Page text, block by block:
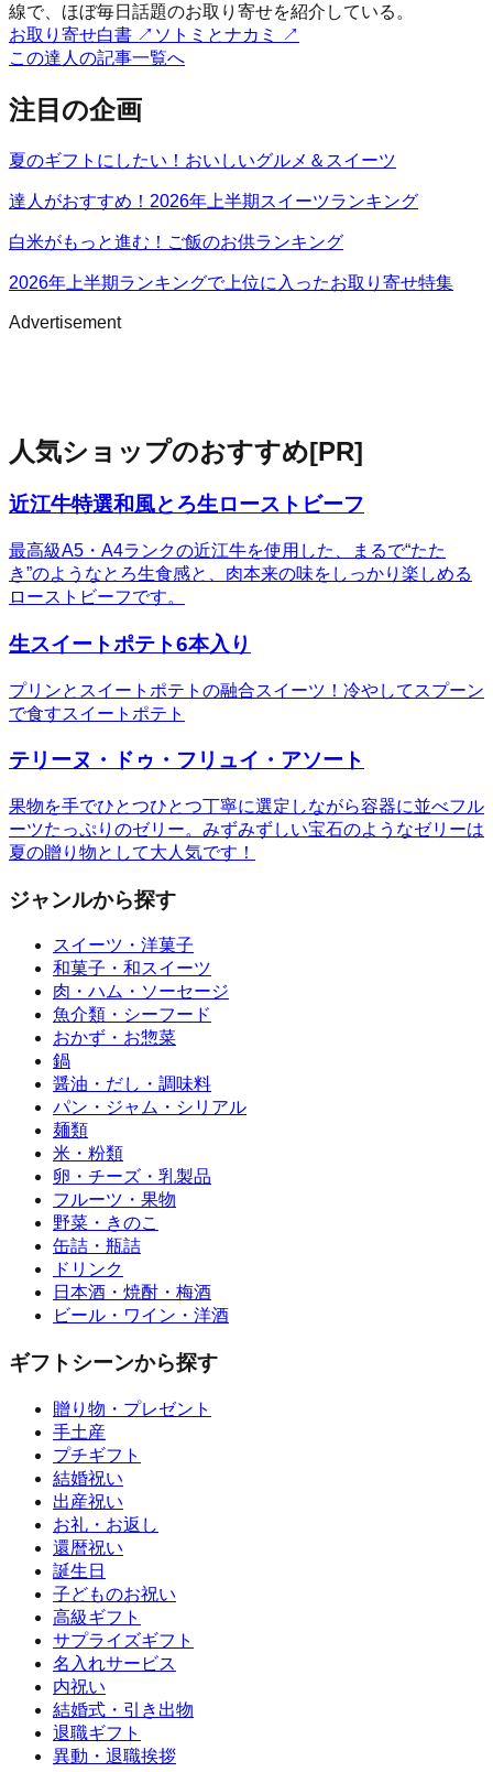
線で、ほぼ毎日話題のお取り寄せを紹介している。
お取り寄せ白書 ↗ ソトミとナカミ
↗
この達人の記事一覧へ
注目の企画
夏のギフトにしたい！おいしいグルメ＆スイーツ
達人がおすすめ！2026年上半期スイーツランキング
白米がもっと進む！ご飯のお供ランキング
2026年上半期ランキングで上位に入ったお取り寄せ特集
Advertisement
人気ショップのおすすめ[PR]
近江牛特選和風とろ生ローストビーフ
最高級A5・A4ランクの近江牛を使用した、まるで“たた
き”のようなとろ生食感と、肉本来の味をしっかり楽しめる
ローストビーフです。
生スイートポテト6本入り
プリンとスイートポテトの融合スイーツ！冷やしてスプーン
で食すスイートポテト
テリーヌ・ドゥ・フリュイ・アソート
果物を手でひとつひとつ丁寧に選定しながら容器に並べフル
ーツたっぷりのゼリー。みずみずしい宝石のようなゼリーは
夏の贈り物として大人気です！
ジャンルから探す
スイーツ・洋菓子
和菓子・和スイーツ
肉・ハム・ソーセージ
魚介類・シーフード
おかず・お惣菜
鍋
醤油・だし・調味料
パン・ジャム・シリアル
麺類
米・粉類
卵・チーズ・乳製品
フルーツ・果物
野菜・きのこ
缶詰・瓶詰
ドリンク
日本酒・焼酎・梅酒
ビール・ワイン・洋酒
ギフトシーンから探す
贈り物・プレゼント
手土産
プチギフト
結婚祝い
出産祝い
お礼・お返し
還暦祝い
誕生日
子どものお祝い
高級ギフト
サプライズギフト
名入れサービス
内祝い
結婚式・引き出物
退職ギフト
異動・退職挨拶